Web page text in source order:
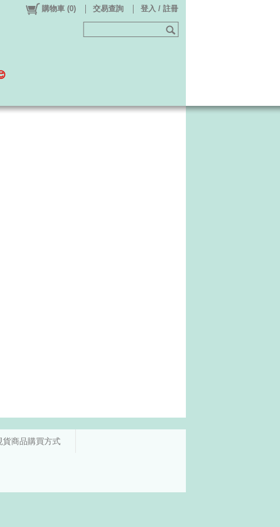
購物車 (0) 交易查詢 登入 / 註冊
貨商品購買方式